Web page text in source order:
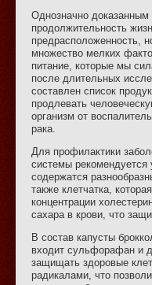
Однозначно доказанным
продолжительность
предрасположенность,
множество мелких
питание, которые мы
после длительных
составлен список
продлевать
организм от
рака.
Для профилактики
системы рекомендуется
содержатся
также клетчатка,
концентрации
сахара в крови, что
В состав капусты
входит сульфорафан и
защищать здоровые
радикалами, что